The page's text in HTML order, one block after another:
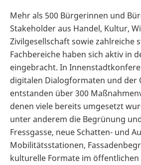
Mehr als 500 Bürgerinnen und
Stakeholder aus Handel, Kultur,
Zivilgesellschaft sowie zahlreiche
Fachbereiche haben sich aktiv in
eingebracht. In
digitalen Dialogformaten und der
entstanden über 300
denen viele bereits umgesetzt
unter anderem die Begrünung
Fressgasse, neue Schatten- und
Mobilitätsstationen,
kulturelle Formate im öffentlichen